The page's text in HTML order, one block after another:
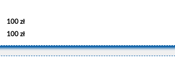
100 zł
100 zł